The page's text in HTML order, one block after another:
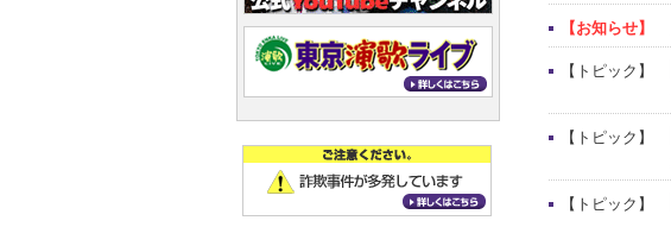
【お知らせ】
【トピック】
【トピック】
【トピック】